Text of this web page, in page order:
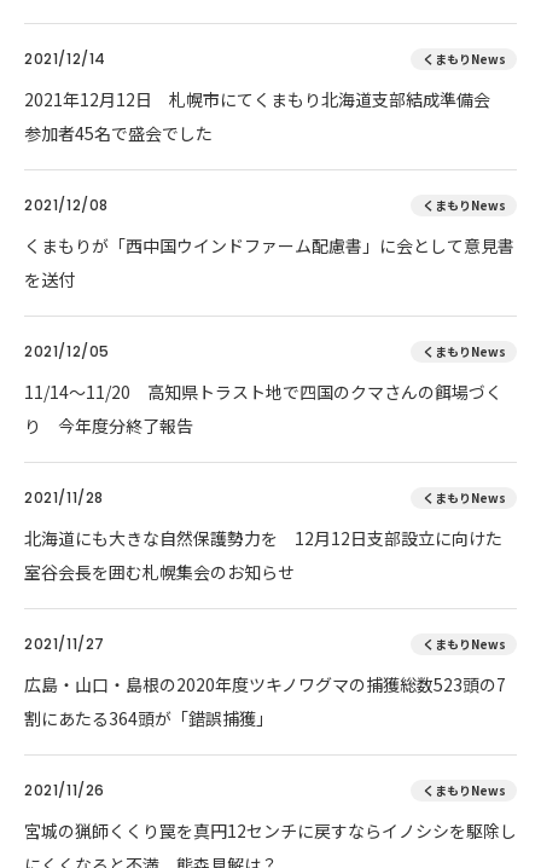
2021/12/14 くまもりNews
2021年12月12日 札幌市にてくまもり北海道支部結成準備会
参加者45名で盛会でした
2021/12/08 くまもりNews
くまもりが「西中国ウインドファーム配慮書」に会として意見書
を送付
2021/12/05 くまもりNews
11/14～11/20 高知県トラスト地で四国のクマさんの餌場づく
り 今年度分終了報告
2021/11/28 くまもりNews
北海道にも大きな自然保護勢力を 12月12日支部設立に向けた
室谷会長を囲む札幌集会のお知らせ
2021/11/27 くまもりNews
広島・山口・島根の2020年度ツキノワグマの捕獲総数523頭の7
割にあたる364頭が「錯誤捕獲」
2021/11/26 くまもりNews
宮城の猟師くくり罠を真円12センチに戻すならイノシシを駆除し